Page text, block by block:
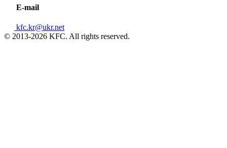
E-mail
kfc.kr@ukr.net
© 2013-2026 KFC. All rights reserved.